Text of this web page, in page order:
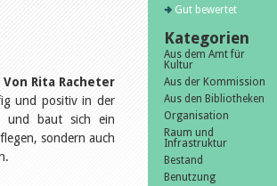
Von Rita Racheter
und positiv in der
und baut sich ein
sondern auch
Gut bewertet
Kategorien
Aus dem Amt für
Kultur
Aus der Kommission
Aus den Bibliotheken
Organisation
Raum und
Infrastruktur
Bestand
Benutzung